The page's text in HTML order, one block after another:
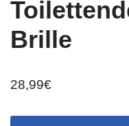
Brille
28,99€